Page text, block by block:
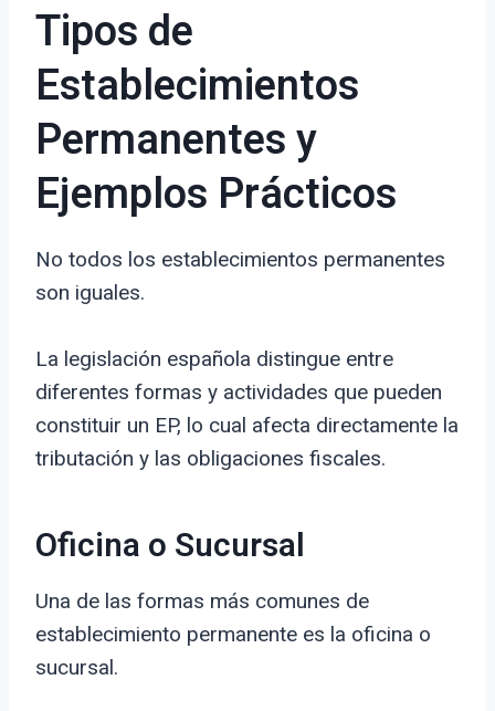
Tipos de
Establecimientos
Permanentes y
Ejemplos Prácticos
No todos los establecimientos permanentes
son iguales.
La legislación española distingue entre
diferentes formas y actividades que pueden
constituir un EP, lo cual afecta directamente la
tributación y las obligaciones fiscales.
Oficina o Sucursal
Una de las formas más comunes de
establecimiento permanente es la oficina o
sucursal.